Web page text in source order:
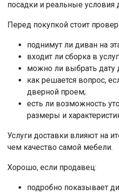
посадки и реальные условия
Перед покупкой стоит
поднимут ли диван на
входит ли сборка в
можно ли выбрать дату
как решается вопрос,
дверной проем;
есть ли возможность
размеры и
Услуги доставки влияют на
чем качество самой мебели.
Хорошо, если продавец:
подробно показывает